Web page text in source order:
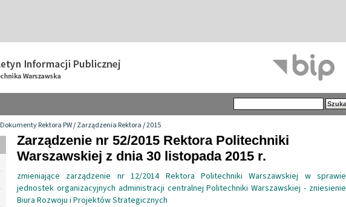
Dokumenty Rektora PW/Zarządzenia Rektora/2015
Zarządzenie nr 52/2015 Rektora Politechniki
Warszawskiej z dnia 30 listopada 2015 r.
zmieniające zarządzenie nr 12/2014 Rektora Politechniki Warszawskiej w sprawie
jednostek organizacyjnych administracji centralnej Politechniki Warszawskiej - zniesienie
Biura Rozwoju i Projektów Strategicznych